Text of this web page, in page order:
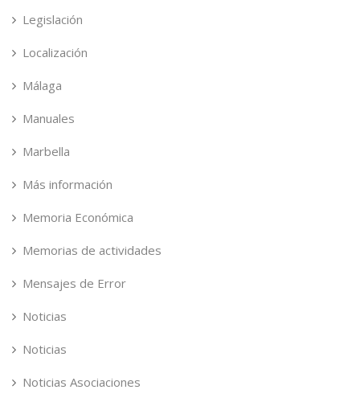
Legislación
Localización
Málaga
Manuales
Marbella
Más información
Memoria Económica
Memorias de actividades
Mensajes de Error
Noticias
Noticias
Noticias Asociaciones